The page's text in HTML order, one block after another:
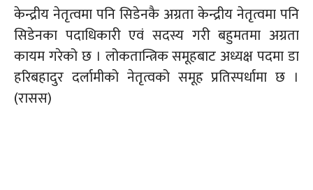
केन्द्रीय नेतृत्वमा पनि सिडेनकै अग्रता केन्द्रीय नेतृत्वमा पनि
सिडेनका पदाधिकारी एवं सदस्य गरी बहुमतमा अग्रता
कायम गरेको छ । लोकतान्त्रिक समूहबाट अध्यक्ष पदमा डा
हरिबहादुर दर्लामीको नेतृत्वको समूह प्रतिस्पर्धामा छ ।
(रासस)